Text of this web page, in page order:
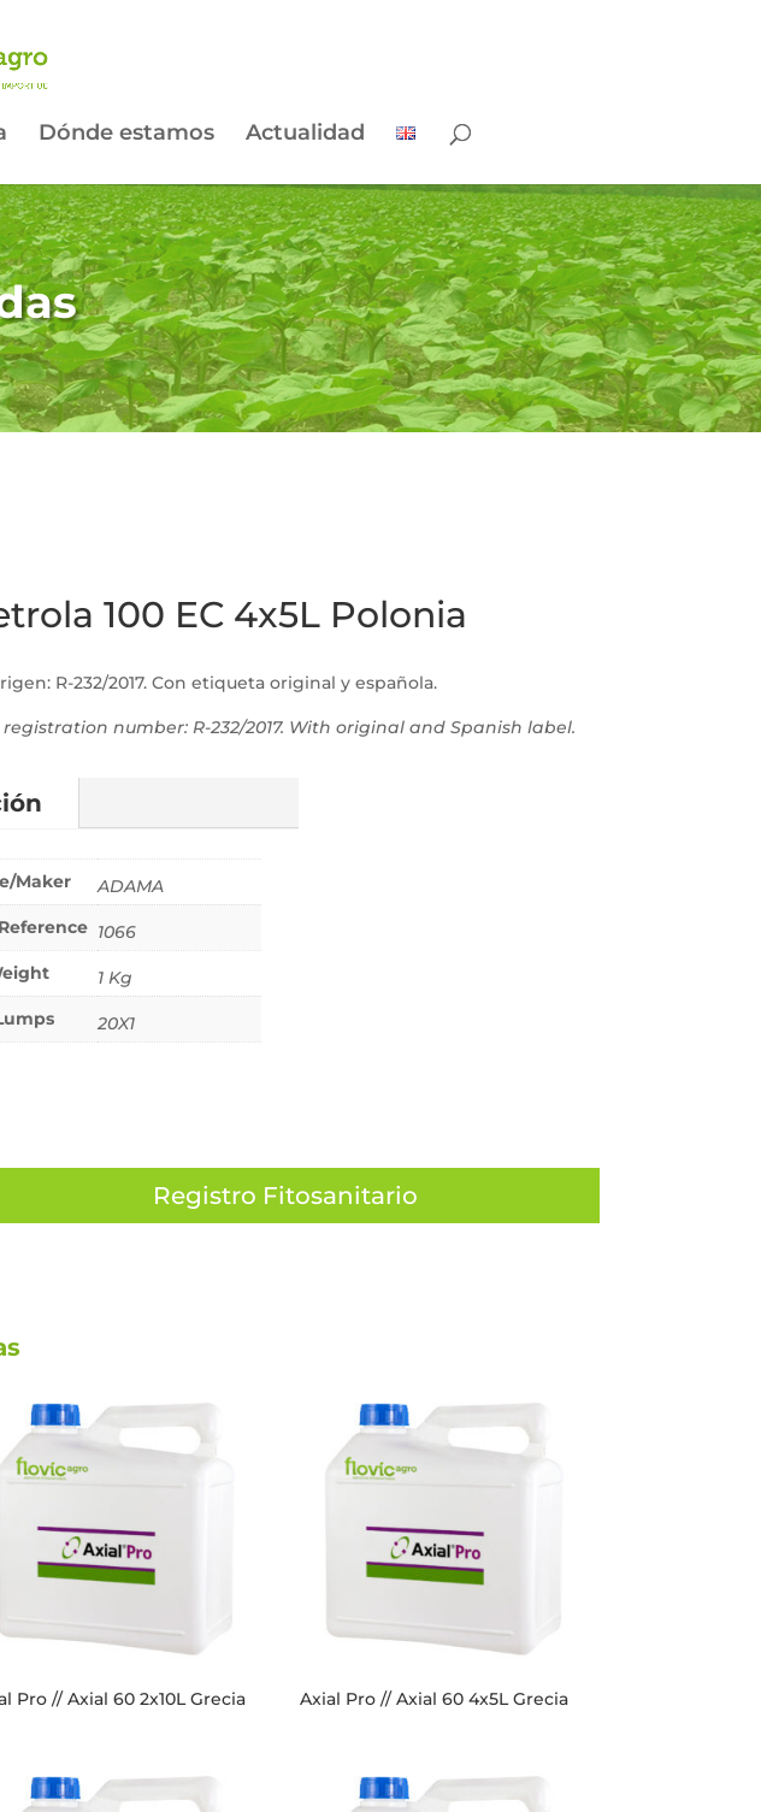
Dónde estamos Actualidad
100 EC 4x5L Polonia
R-232/2017. Con etiqueta original y española.
number: R-232/2017. With original and Spanish label.
Maker
ADAMA
1066
1 Kg
20X1
Registro Fitosanitario
Pro // Axial 60 2x10L Grecia Axial Pro // Axial 60 4x5L Grecia